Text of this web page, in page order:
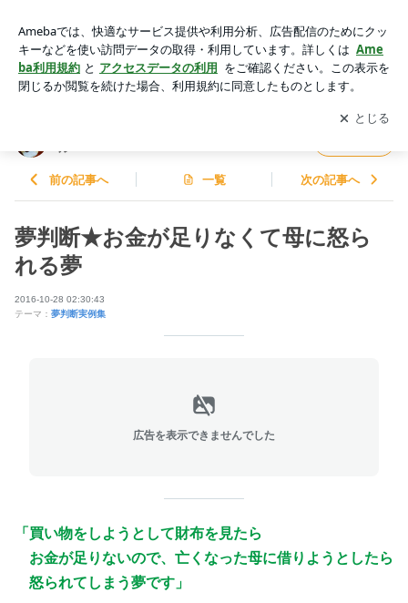
由紀夫：柴犬スピリチュアル
アプリをダウンロードして ブログの更新通知
を受け取りまし
ょう。
開く
ル
前の記事へ 一覧 次の記事へ
夢判断★お金が足りなくて母に怒ら
れる夢
2016-10-28 02:30:43
テーマ： 夢判断実例集
広告を表示できませんでした
「買い物をしようとして財布を見たら
お金が足りないので、亡くなった母に借りようとしたら
怒られてしまう夢です」